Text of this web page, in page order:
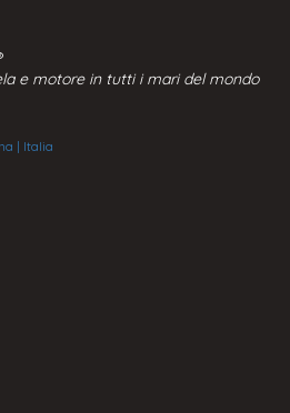
e motore in tutti i mari del mondo
| Italia